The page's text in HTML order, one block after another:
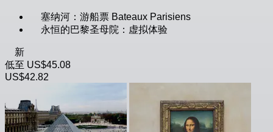
塞纳河：游船票 Bateaux Parisiens
永恒的巴黎圣母院：虚拟体验
新
低至 US$45.08
US$42.82